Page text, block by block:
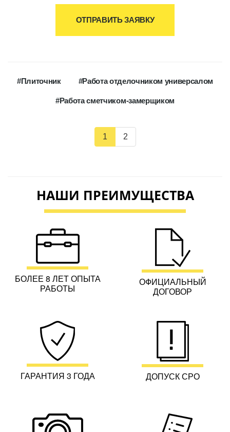
ОТПРАВИТЬ ЗАЯВКУ
#Плиточник #Работа отделочником универсалом
#Работа сметчиком-замерщиком
1 2
НАШИ ПРЕИМУЩЕСТВА
БОЛЕЕ 8 ЛЕТ ОПЫТА
РАБОТЫ
ОФИЦИАЛЬНЫЙ
ДОГОВОР
ГАРАНТИЯ 3 ГОДА ДОПУСК СРО